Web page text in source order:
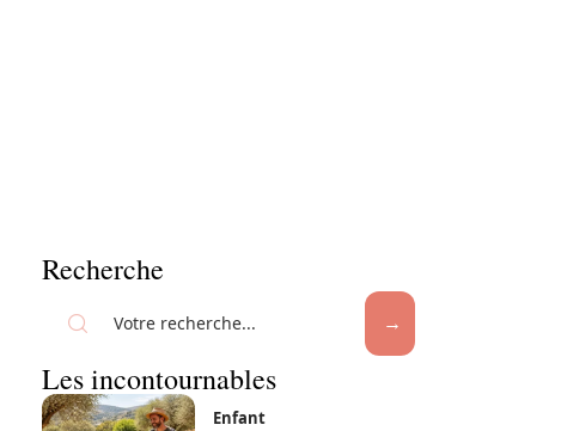
Recherche
Les incontournables
Enfant